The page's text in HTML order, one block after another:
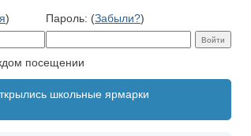
) Пароль: (Забыли?)
посещении
школьные ярмарки